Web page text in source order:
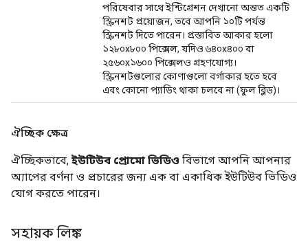
পরিষেবার সাথে ইন্টিগ্রেশন দেখানো অন্তত একটি
স্ক্রিনশট প্রয়োজন, তবে আপনি ১০টি পর্যন্ত
স্ক্রিনশট দিতে পারেন। প্রস্তাবিত আকার হলো
১২৮০x৮০০ পিক্সেল, যদিও ৬৪০x৪০০ বা
২৫৬০x১৬০০ পিক্সেলও গ্রহণযোগ্য।
স্ক্রিনশটগুলোর কোণাগুলো বর্গাকার হতে হবে
এবং কোনো প্যাডিং থাকা চলবে না (ফুল ব্লিড)।
ঐচ্ছিক ক্ষেত্র
ঐচ্ছিকভাবে, ইউটিউব প্রোমো ভিডিও বিভাগে আপনি আপনার
অ্যাপের বর্ণনা ও প্রচারের জন্য এক বা একাধিক ইউটিউব ভিডিও
যোগ করতে পারেন।
সহায়ক লিঙ্ক